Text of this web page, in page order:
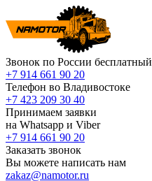
Звонок по России бесплатный
+7 914 661 90 20
Телефон во Владивостоке
+7 423 209 30 40
Принимаем заявки
на Whatsapp и Viber
+7 914 661 90 20
Заказать звонок
Вы можете написать нам
zakaz@namotor.ru